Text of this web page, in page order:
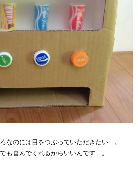
なのには目をつぶっていただきたい…。
も喜んでくれるからいいんです…。